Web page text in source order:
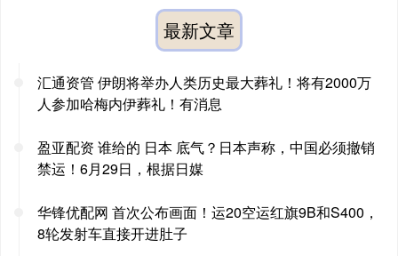
最新文章
汇通资管 伊朗将举办人类历史最大葬礼！将有2000万
人参加哈梅内伊葬礼！有消息
盈亚配资 谁给的 日本 底气？日本声称，中国必须撤销
禁运！6月29日，根据日媒
华锋优配网 首次公布画面！运20空运红旗9B和S400，
8轮发射车直接开进肚子